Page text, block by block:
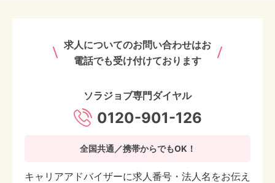
求人についてのお問い合わせはお
電話でも受け付けております
ソラジョブ専門ダイヤル
0120-901-126
全国共通／携帯からでもOK！
キャリアアドバイザーに求人番号・法人名をお伝え